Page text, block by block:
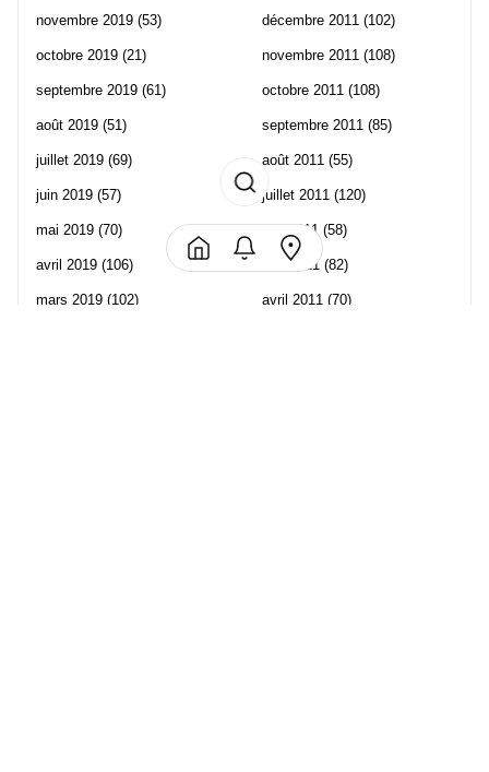
novembre 2019 (53)
octobre 2019 (21)
septembre 2019 (61)
août 2019 (51)
juillet 2019 (69)
juin 2019 (57)
mai 2019 (70)
avril 2019 (106)
mars 2019 (102)
décembre 2011 (102)
novembre 2011 (108)
octobre 2011 (108)
septembre 2011 (85)
août 2011 (55)
juillet 2011 (120)
juin 2011 (58)
mai 2011 (82)
avril 2011 (70)